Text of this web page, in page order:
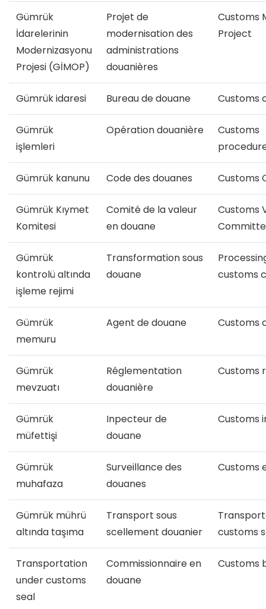
Gümrük
İdarelerinin
Modernizasyonu
Projesi (GİMOP)
Projet de
modernisation des
administrations
douanières
Customs
Project
Gümrük idaresi Bureau de douane Customs
Gümrük
işlemleri
Opération douanière
Customs
Gümrük kanunu Code des douanes Customs
Gümrük Kıymet
Komitesi
Comité de la valeur
en douane
Customs
Gümrük
kontrolü altında
işleme rejimi
Transformation sous
douane
customs
Gümrük
memuru
Agent de douane Customs
Gümrük
mevzuatı
Réglementation
douanière
Customs
Gümrük
müfettişi
Inpecteur de
douane
Customs
Gümrük
muhafaza
Surveillance des
douanes
Customs
Gümrük mührü
altında taşıma
Transport sous
scellement douanier
customs
Transportation
under customs
seal
Commissionnaire en
douane
Customs